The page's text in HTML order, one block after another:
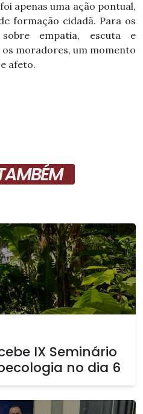
apenas uma ação pontual,
formação cidadã. Para os
empatia, escuta e
moradores, um momento
afeto.
IX Seminário
no dia 6